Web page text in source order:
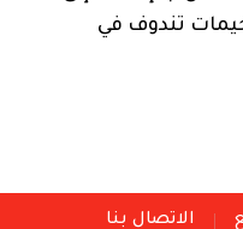
من مخيمات تندوف في
الاتصال بنا